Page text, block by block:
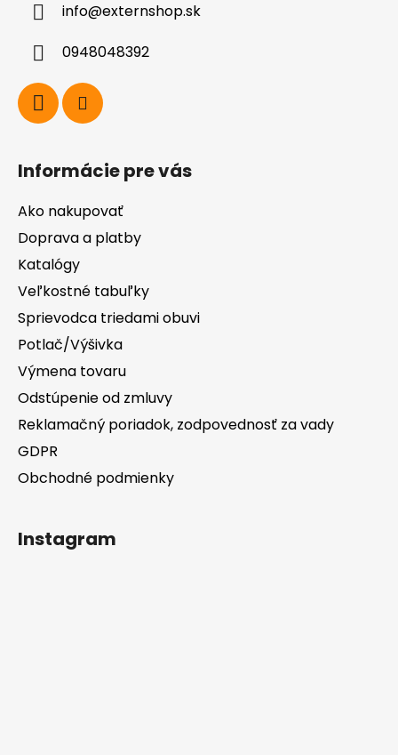
info@externshop.sk
0948048392
Informácie pre vás
Ako nakupovať
Doprava a platby
Katalógy
Veľkostné tabuľky
Sprievodca triedami obuvi
Potlač/Výšivka
Výmena tovaru
Odstúpenie od zmluvy
Reklamačný poriadok, zodpovednosť za vady
GDPR
Obchodné podmienky
Instagram